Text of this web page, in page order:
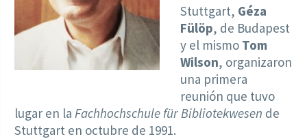
Stuttgart, Géza
Fülöp, de Budapest
y el mismo Tom
Wilson, organizaron
una primera
reunión que tuvo
lugar en la Fachhochschule für Bibliotekwesen de
Stuttgart en octubre de 1991.